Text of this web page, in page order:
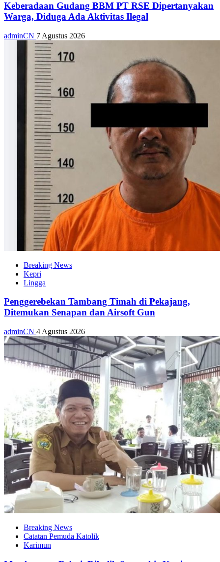
Keberadaan Gudang BBM PT RSE Dipertanyakan
Warga, Diduga Ada Aktivitas Ilegal
adminCN 7 Agustus 2026
Breaking News
Kepri
Lingga
Penggerebekan Tambang Timah di Pekajang,
Ditemukan Senapan dan Airsoft Gun
adminCN 4 Agustus 2026
Breaking News
Catatan Pemuda Katolik
Karimun